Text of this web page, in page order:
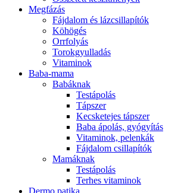
Megfázás
Fájdalom és lázcsillapítók
Köhögés
Orrfolyás
Torokgyulladás
Vitaminok
Baba-mama
Babáknak
Testápolás
Tápszer
Kecsketejes tápszer
Baba ápolás, gyógyítás
Vitaminok, pelenkák
Fájdalom csillapítók
Mamáknak
Testápolás
Terhes vitaminok
Dermo patika